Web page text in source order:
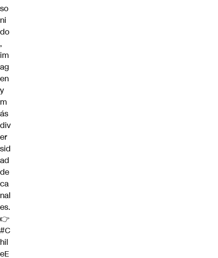
so
ni
do
,
im
ag
en
y
m
ás
div
er
sid
ad
de
ca
nal
es.
👉
#C
hil
eE